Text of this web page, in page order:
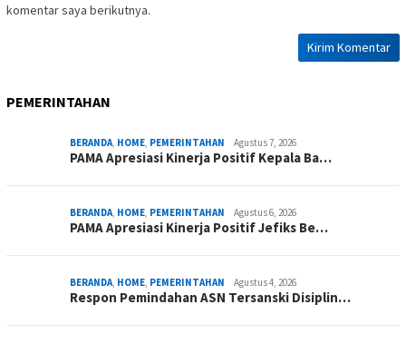
komentar saya berikutnya.
PEMERINTAHAN
BERANDA HOME PEMERINTAHAN Agustus 7, 2026
PAMA Apresiasi Kinerja Positif Kepala Ba…
BERANDA HOME PEMERINTAHAN Agustus 6, 2026
PAMA Apresiasi Kinerja Positif Jefiks Be…
BERANDA HOME PEMERINTAHAN Agustus 4, 2026
Respon Pemindahan ASN Tersanski Disiplin…